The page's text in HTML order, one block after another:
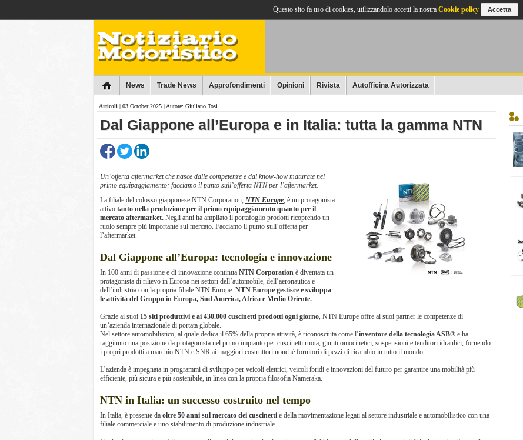
News Trade News Approfondimenti Opinioni Rivista Autofficina Autorizzata
Articoli | 03 October 2025 | Autore: Giuliano Tosi
Dal Giappone all’Europa e in Italia: tutta la gamma NTN
Un’offerta aftermarket che nasce dalle competenze e dal know-how maturate nel
primo equipaggiamento: facciamo il punto sull’offerta NTN per l’aftermarket.
La filiale del colosso giapponese NTN Corporation, NTN Europe, è un protagonista
attivo tanto nella produzione per il primo equipaggiamento quanto per il
mercato aftermarket. Negli anni ha ampliato il portafoglio prodotti ricoprendo un
ruolo sempre più importante sul mercato. Facciamo il punto sull’offerta per
l’aftermarket.
Dal Giappone all’Europa: tecnologia e innovazione
In 100 anni di passione e di innovazione continua NTN Corporation è diventata un
protagonista di rilievo in Europa nei settori dell’automobile, dell’aeronautica e
dell’industria con la propria filiale NTN Europe. NTN Europe gestisce e sviluppa
le attività del Gruppo in Europa, Sud America, Africa e Medio Oriente.
Grazie ai suoi 15 siti produttivi e ai 430.000 cuscinetti prodotti ogni giorno, NTN Europe offre ai suoi partner le competenze di
un’azienda internazionale di portata globale.
Nel settore automobilistico, al quale dedica il 65% della propria attività, è riconosciuta come l’inventore della tecnologia ASB® e ha
raggiunto una posizione da protagonista nel primo impianto per cuscinetti ruota, giunti omocinetici, sospensioni e tenditori idraulici, fornendo
i propri prodotti a marchio NTN e SNR ai maggiori costruttori nonché fornitori di pezzi di ricambio in tutto il mondo.
L’azienda è impegnata in programmi di sviluppo per veicoli elettrici, veicoli ibridi e innovazioni del futuro per garantire una mobilità più
efficiente, più sicura e più sostenibile, in linea con la propria filosofia Nameraka.
NTN in Italia: un successo costruito nel tempo
In Italia, è presente da oltre 50 anni sul mercato dei cuscinetti e della movimentazione legati al settore industriale e automobilistico con una
filiale commerciale e uno stabilimento di produzione industriale.
Questo sito fa uso di cookies, utilizzandolo accetti la nostra Cookie policy Accetta